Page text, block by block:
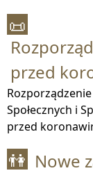
📜
przed
Społecznych i
przed
👫 Nowe